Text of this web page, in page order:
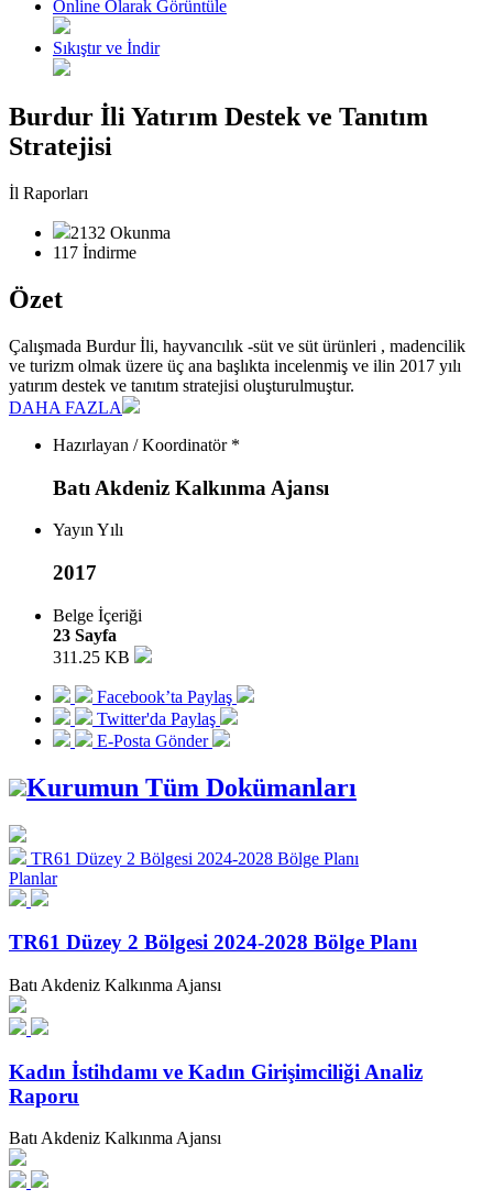
Online Olarak Görüntüle
Sıkıştır ve İndir
Burdur İli Yatırım Destek ve Tanıtım
Stratejisi
İl Raporları
2132 Okunma
117 İndirme
Özet
Çalışmada Burdur İli, hayvancılık -süt ve süt ürünleri , madencilik
ve turizm olmak üzere üç ana başlıkta incelenmiş ve ilin 2017 yılı
yatırım destek ve tanıtım stratejisi oluşturulmuştur.
DAHA FAZLA
Hazırlayan / Koordinatör *
Batı Akdeniz Kalkınma Ajansı
Yayın Yılı
2017
Belge İçeriği
23 Sayfa
311.25 KB
Facebook’ta Paylaş
Twitter'da Paylaş
E-Posta Gönder
Kurumun Tüm Dokümanları
TR61 Düzey 2 Bölgesi 2024-2028 Bölge Planı
Planlar
TR61 Düzey 2 Bölgesi 2024-2028 Bölge Planı
Batı Akdeniz Kalkınma Ajansı
Kadın İstihdamı ve Kadın Girişimciliği Analiz
Raporu
Batı Akdeniz Kalkınma Ajansı